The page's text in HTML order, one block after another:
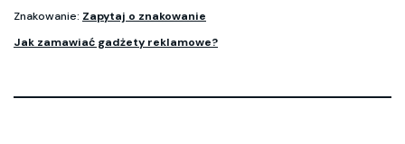
Znakowanie: Zapytaj o znakowanie
Jak zamawiać gadżety reklamowe?